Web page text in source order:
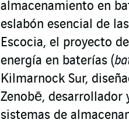
almacenamiento en
eslabón esencial de
Escocia, el proyecto
energía en baterías (
Kilmarnock Sur,
Zenobē, desarrollador
sistemas de